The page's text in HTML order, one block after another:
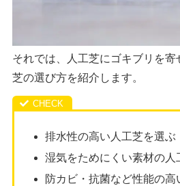
それでは、人工芝にゴキブリを寄
芝の選び方を紹介します。
排水性の高い人工芝を選ぶ
湿気をためにくい素材の人
防カビ・抗菌など性能の高